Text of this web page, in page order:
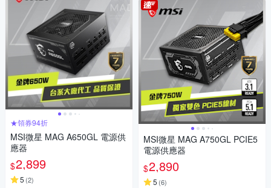
★領券94折
MSI微星 MAG A650GL 電源供
應器
$2,899
5 (2)
MSI微星 MAG A750GL PCIE5
電源供應器
$2,890
5 (6)